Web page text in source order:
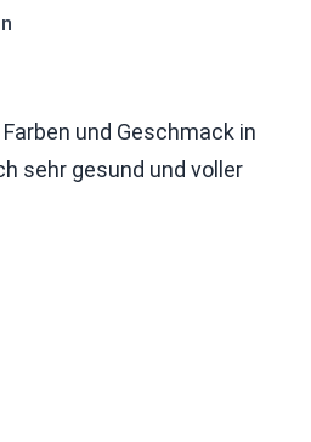
und Geschmack in
sehr gesund und voller